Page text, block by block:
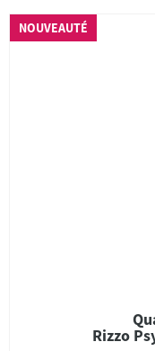
NOUVEAUTÉ
Rizzo